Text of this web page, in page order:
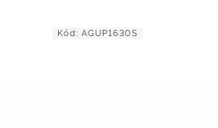
Kód: AGUP1630S